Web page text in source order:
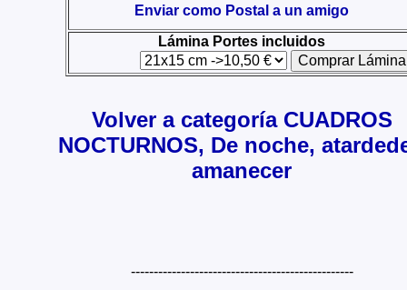
Enviar como Postal a un amigo
Lámina Portes incluidos
Volver a categoría CUADROS
NOCTURNOS, De noche,
amanecer
-------------------------------------------------